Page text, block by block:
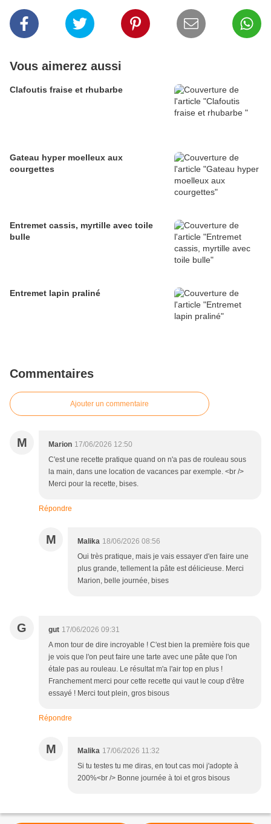
Vous aimerez aussi
Clafoutis fraise et rhubarbe
Gateau hyper moelleux aux
courgettes
Entremet cassis, myrtille avec toile
bulle
Entremet lapin praliné
Commentaires
Ajouter un commentaire
M Marion 17/06/2026 12:50
C'est une recette pratique quand on n'a pas de rouleau sous
la main, dans une location de vacances par exemple. <br />
Merci pour la recette, bises.
Répondre
M Malika 18/06/2026 08:56
Oui très pratique, mais je vais essayer d'en faire une
plus grande, tellement la pâte est délicieuse. Merci
Marion, belle journée, bises
G gut 17/06/2026 09:31
A mon tour de dire incroyable ! C'est bien la première fois que
je vois que l'on peut faire une tarte avec une pâte que l'on
étale pas au rouleau. Le résultat m'a l'air top en plus !
Franchement merci pour cette recette qui vaut le coup d'être
essayé ! Merci tout plein, gros bisous
Répondre
M Malika 17/06/2026 11:32
Si tu testes tu me diras, en tout cas moi j'adopte à
200%<br /> Bonne journée à toi et gros bisous